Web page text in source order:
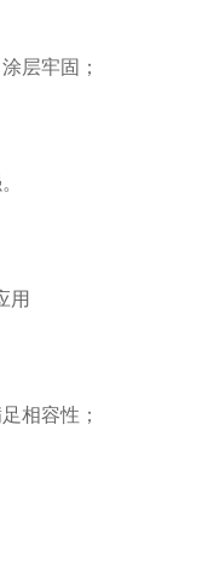
层牢固；
用
相容性；